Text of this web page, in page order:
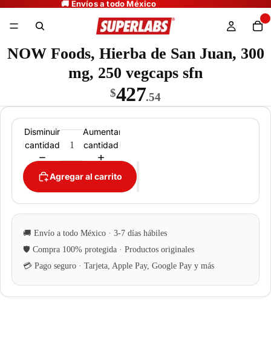
NOW Foods, Hierba de San Juan, 300
mg, 250 vegcaps sfn
$427.54
Disminuir
cantidad
Aumentar
cantidad
Agregar al carrito